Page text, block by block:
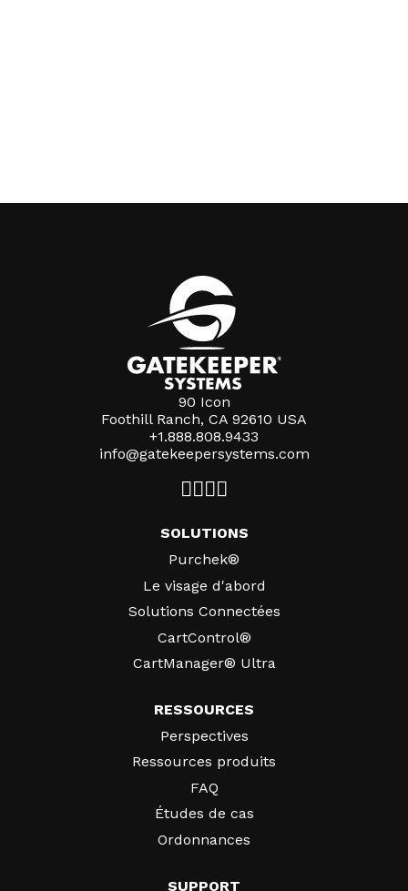
90 Icon
Foothill Ranch, CA 92610 USA
+1.888.808.9433
info@gatekeepersystems.com
SOLUTIONS
Purchek®
Le visage d'abord
Solutions Connectées
CartControl®
CartManager® Ultra
RESSOURCES
Perspectives
Ressources produits
FAQ
Études de cas
Ordonnances
SUPPORT